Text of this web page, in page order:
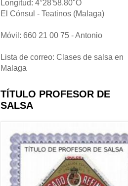
Longitud: 4°28'58.80"O
El Cónsul - Teatinos (Malaga)
Móvil: 660 21 00 75 - Antonio
Lista de correo: Clases de salsa en
Malaga
TÍTULO PROFESOR DE
SALSA